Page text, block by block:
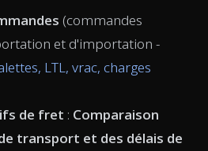
(commandes
et d'importation -
LTL, vrac, charges
de fret : Comparaison
transport et des délais de